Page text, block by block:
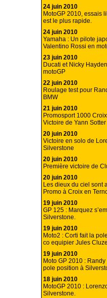
24 juin 2010
MotoGP 2010, essais
est le plus rapide.
24 juin 2010
Yamaha : Un pilote
Valentino Rossi en
23 juin 2010
Ducati et Nicky
motoGP
22 juin 2010
Roulage test pour
BMW
21 juin 2010
Promosport 1000
Victoire de Yann Sotter
20 juin 2010
Victoire en solo de
Silverstone
20 juin 2010
Première victoire de
20 juin 2010
Les dieux du ciel sont
Promo à Croix en
19 juin 2010
GP 125 : Marquez
Silverstone.
19 juin 2010
Moto2 : Corti fait la
co equipier Jules
19 juin 2010
Moto GP 2010 :
pole position à
18 juin 2010
MotoGP 2010 :
Silverstone.